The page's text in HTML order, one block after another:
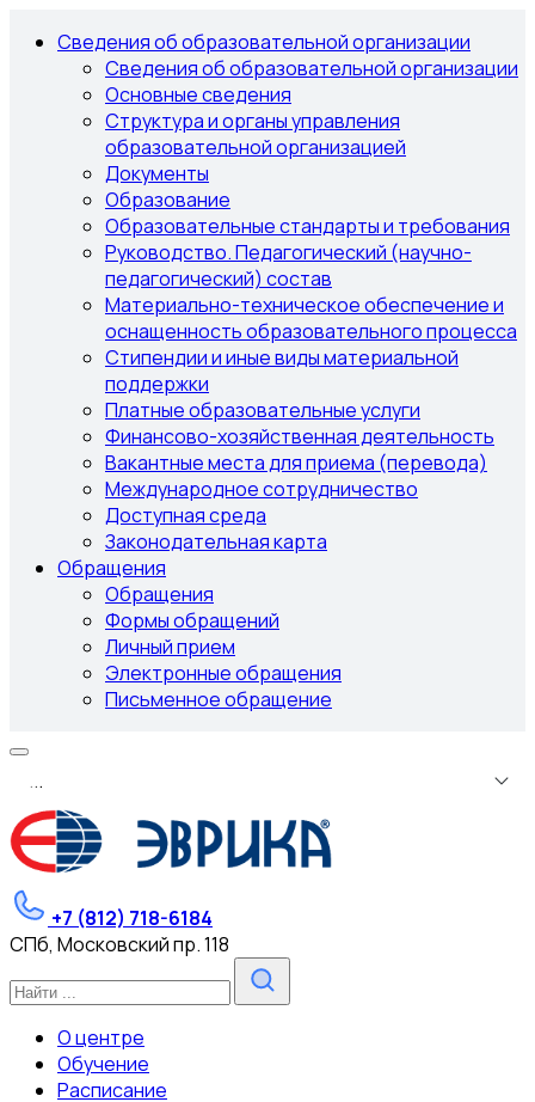
Сведения об образовательной организации
Сведения об образовательной организации
Основные сведения
Структура и органы управления
образовательной организацией
Документы
Образование
Образовательные стандарты и требования
Руководство. Педагогический (научно-
педагогический) состав
Материально-техническое обеспечение и
оснащенность образовательного процесса
Стипендии и иные виды материальной
поддержки
Платные образовательные услуги
Финансово-хозяйственная деятельность
Вакантные места для приема (перевода)
Международное сотрудничество
Доступная среда
Законодательная карта
Обращения
Обращения
Формы обращений
Личный прием
Электронные обращения
Письменное обращение
...
+7 (812) 718-6184
СПб, Московский пр. 118
О центре
Обучение
Расписание